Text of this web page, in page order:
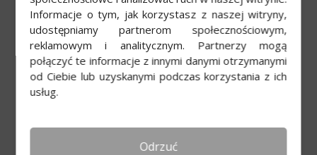
Jak odzyskać utracone PIT-y?
Usługa Twój e-PIT
Czy renta rodzinna dziecka jest wliczana do
dochodu rodzica?
Informacje o tym, jak korzystasz z naszej witryny,
udostępniamy partnerom społecznościowym,
reklamowym i analitycznym. Partnerzy mogą
połączyć te informacje z innymi danymi otrzymanymi
od Ciebie lub uzyskanymi podczas korzystania z ich
usług.
Odrzuć